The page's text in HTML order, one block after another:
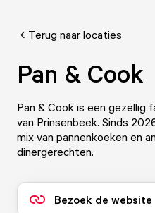
Terug naar locaties
Pan & Cook
Pan & Cook is een gezellig
van Prinsenbeek. Sinds
mix van pannenkoeken en
dinergerechten.
Bezoek de website